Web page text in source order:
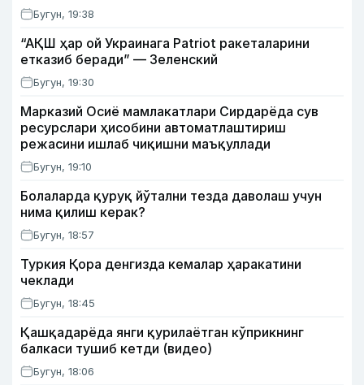
Бугун, 19:38
“АҚШ ҳар ой Украинага Patriot ракеталарини
етказиб беради” — Зеленский
Бугун, 19:30
Марказий Осиё мамлакатлари Сирдарёда сув
ресурслари ҳисобини автоматлаштириш
режасини ишлаб чиқишни маъқуллади
Бугун, 19:10
Болаларда қуруқ йўтални тезда даволаш учун
нима қилиш керак?
Бугун, 18:57
Туркия Қора денгизда кемалар ҳаракатини
чеклади
Бугун, 18:45
Қашқадарёда янги қурилаётган кўприкнинг
балкаси тушиб кетди (видео)
Бугун, 18:06